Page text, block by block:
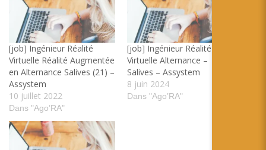
[job] Ingénieur Réalité
Virtuelle Réalité Augmentée
en Alternance Salives (21) –
Assystem
10 juillet 2022
Dans "Ago’RA"
[job] Ingénieur Réalité
Virtuelle Alternance –
Salives – Assystem
8 juin 2024
Dans "Ago’RA"